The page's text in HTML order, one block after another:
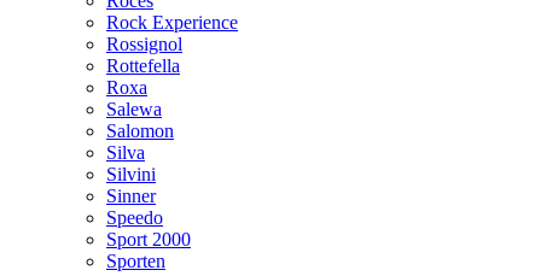
Rock Experience
Rossignol
Rottefella
Roxa
Salewa
Salomon
Silva
Silvini
Sinner
Speedo
Sport 2000
Sporten